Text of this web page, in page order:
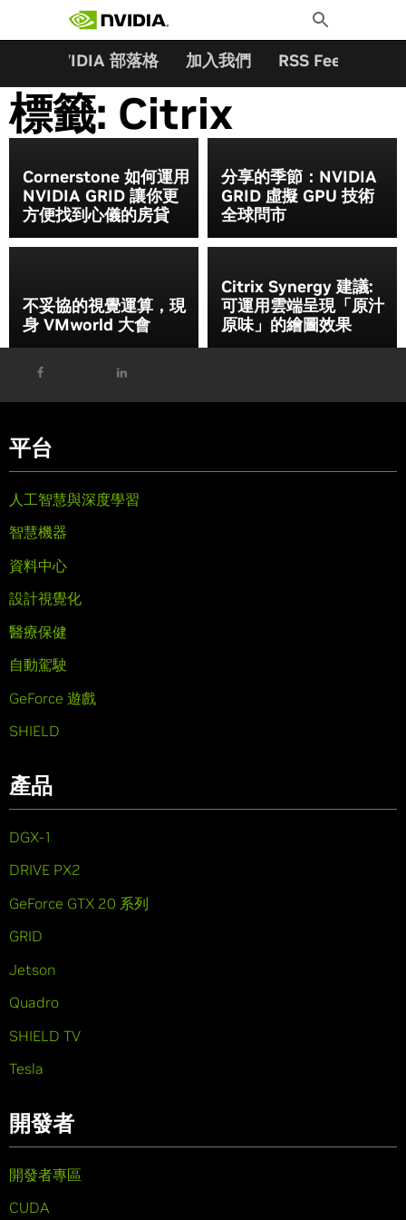
Toggle
Search
NVIDIA 部落格 加入我們 RSS Feeds
標籤: Citrix
Cornerstone 如何運用
NVIDIA GRID 讓你更
方便找到心儀的房貸
分享的季節：NVIDIA
GRID 虛擬 GPU 技術
全球問市
不妥協的視覺運算，現
身 VMworld 大會
Citrix Synergy 建議:
可運用雲端呈現「原汁
原味」的繪圖效果
平台
人工智慧與深度學習
智慧機器
資料中心
設計視覺化
醫療保健
自動駕駛
GeForce 遊戲
SHIELD
產品
DGX-1
DRIVE PX2
GeForce GTX 20 系列
GRID
Jetson
Quadro
SHIELD TV
Tesla
開發者
開發者專區
CUDA